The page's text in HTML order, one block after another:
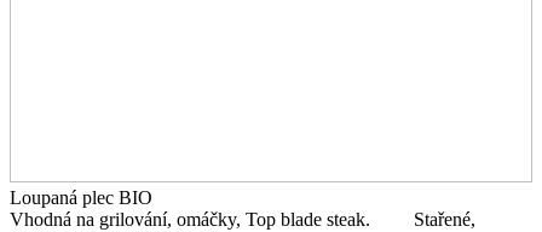
Loupaná plec BIO
Vhodná na grilování, omáčky, Top blade steak. Stařené,